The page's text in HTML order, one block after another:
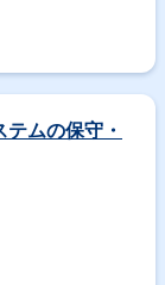
・外部ベ
ムの保守・